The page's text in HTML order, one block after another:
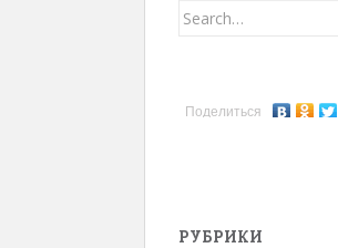
Search for:
Поделиться
РУБРИКИ